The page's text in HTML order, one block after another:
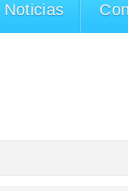
Noticias